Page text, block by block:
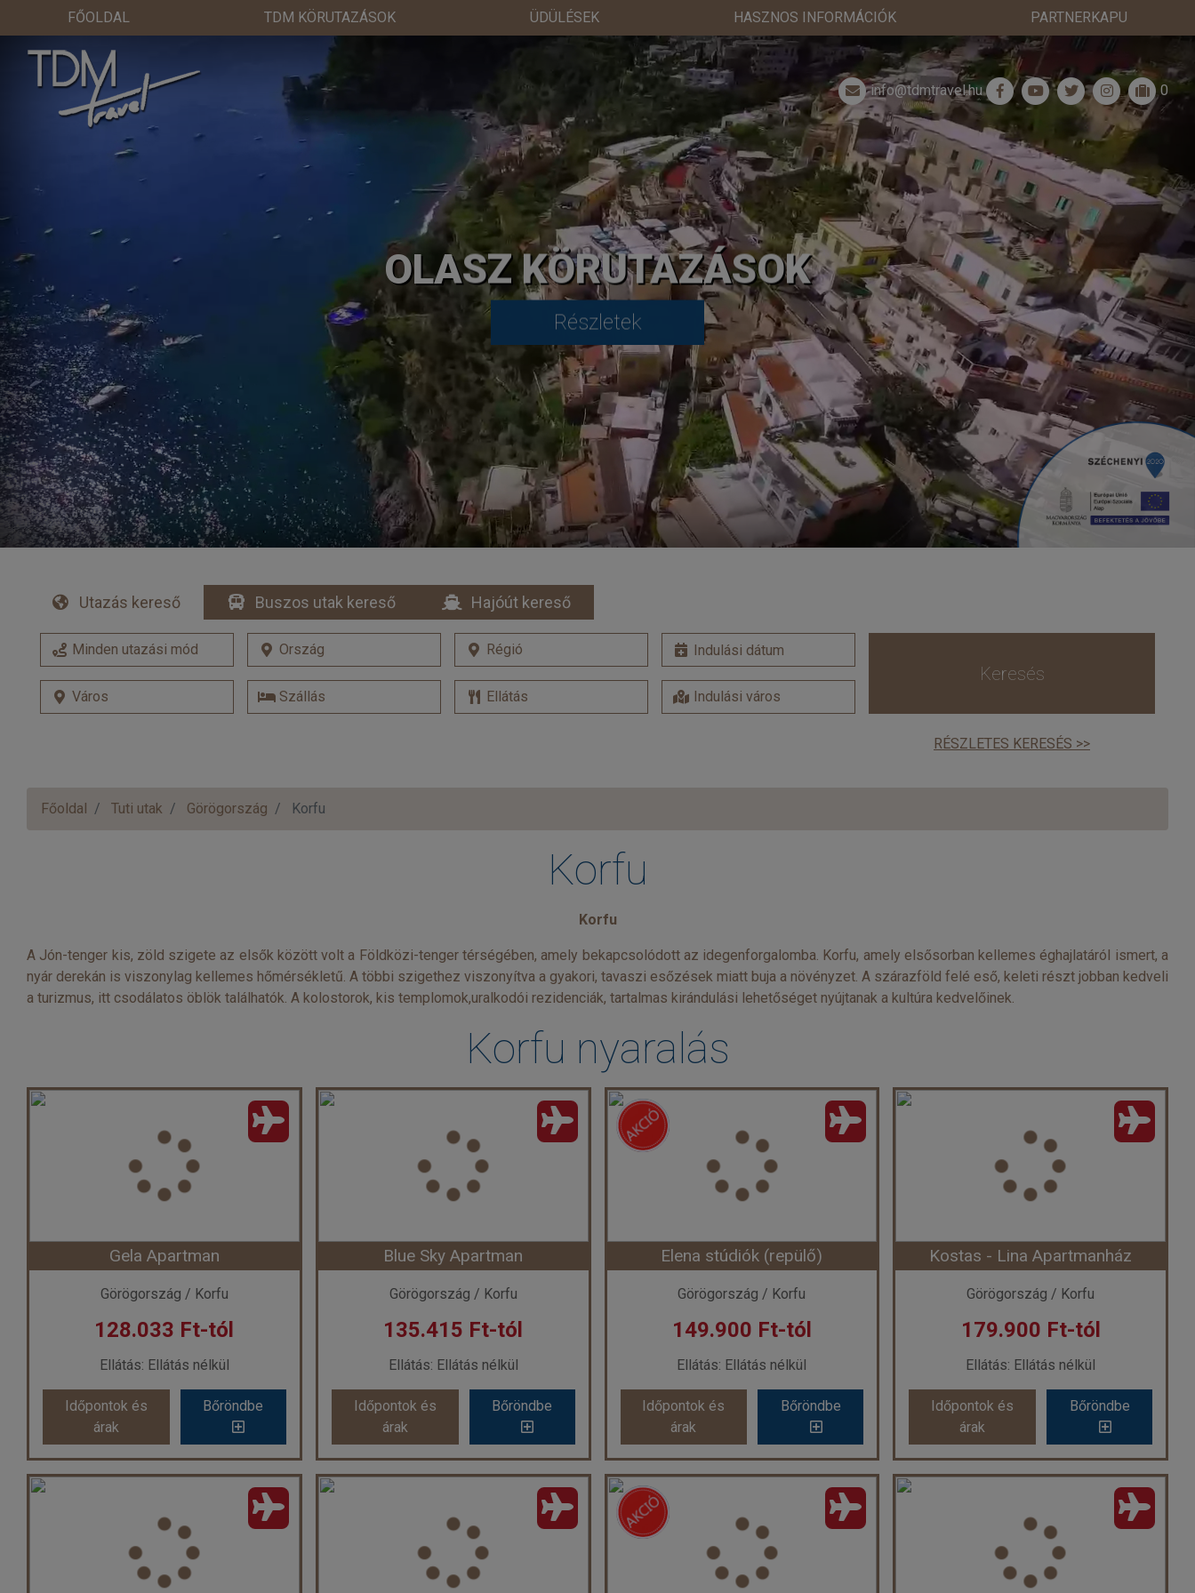
FŐOLDAL TDM KÖRUTAZÁSOK ÜDÜLÉSEK HASZNOS INFORMÁCIÓK PARTNERKAPU
info@tdmtravel.hu 0
OLASZ KÖRUTAZÁSOK
Részletek
Utazás kereső Buszos utak kereső Hajóút kereső
Keresés
RÉSZLETES KERESÉS >>
Főoldal Tuti utak Görögország Korfu
Korfu
Korfu
A Jón-tenger kis, zöld szigete az elsők között volt a Földközi-tenger térségében, amely bekapcsolódott az idegenforgalomba. Korfu, amely elsősorban kellemes éghajlatáról ismert, a
nyár derekán is viszonylag kellemes hőmérsékletű. A többi szigethez viszonyítva a gyakori, tavaszi esőzések miatt buja a növényzet. A szárazföld felé eső, keleti részt jobban kedveli
a turizmus, itt csodálatos öblök találhatók. A kolostorok, kis templomok,uralkodói rezidenciák, tartalmas kirándulási lehetőséget nyújtanak a kultúra kedvelőinek.
Korfu nyaralás
Gela Apartman
Görögország / Korfu
128.033 Ft-tól
Ellátás: Ellátás nélkül
Időpontok és
árak
Bőröndbe
Gela Apartman
Görögország
Sidari
Utazás módja:
Repülővel
Ellátás:Ellátás nélkül
Szálláskategória:Apartman
Blue Sky Apartman
Görögország / Korfu
135.415 Ft-tól
Ellátás: Ellátás nélkül
Időpontok és
árak
Bőröndbe
Blue Sky Apartman
Görögország
Sidari
Utazás módja:
Repülővel
Ellátás:Ellátás nélkül
Szálláskategória:Apartman
Elena stúdiók (repülő)
Görögország / Korfu
149.900 Ft-tól
Ellátás: Ellátás nélkül
Időpontok és
árak
Bőröndbe
Elena stúdiók (repülő)
Görögország
Moraitika
Utazás módja:
Repülővel
Ellátás:Ellátás nélkül
Szálláskategória:Apartman
Kostas - Lina Apartmanház
Görögország / Korfu
179.900 Ft-tól
Ellátás: Ellátás nélkül
Időpontok és
árak
Bőröndbe
Kostas - Lina Apartmanház
Görögország
Messonghi
Utazás módja:
Repülővel
Ellátás:Ellátás nélkül
Szálláskategória: Apartmanház